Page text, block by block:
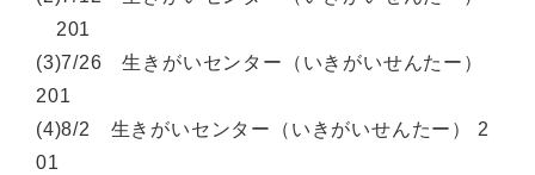
201
(3)7/26 生きがいセンター（いきがいせんたー）
201
(4)8/2 生きがいセンター（いきがいせんたー） 2
01